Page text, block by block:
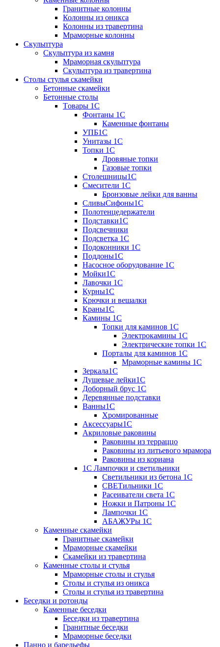
Гранитные колонны
Колонны из оникса
Колонны из травертина
Мраморные колонны
Скульптура
Скульптура из камня
Мраморная скульптура
Скульптура из травертина
Столы стулья скамейки
Бетонные скамейки
Бетонные столы
Tовары 1C
Фонтаны 1C
Каменные фонтаны
УПБ1С
Унитазы 1С
Топки 1С
Дровяные топки
Газовые топки
Столешницы1С
Смесители 1С
Бронзовые лейки для ванны
СливыСифоны1С
Полотенцедержатели
Подставки1С
Подсвечники
Подсветка 1С
Подоконники 1С
Поддоны1С
Насосное оборудование 1С
Мойки1С
Лавочки 1С
Курны1С
Крючки и вешалки
Краны1С
Камины 1C
Топки для каминов 1C
Электрокамины 1С
Электрические топки 1C
Порталы для каминов 1С
Мраморные камины 1C
Зеркала1С
Душевые лейки1С
Доборный брус 1С
Деревянные подставки
Ванны1С
Хромированные
Аксессуары1С
Акриловые раковины
Раковины из терраццо
Раковины из литьевого мрамора
Раковины из кориана
1С Лампочки и светильники
Светильники из бетона 1С
СВЕТильники 1С
Расеиватели света 1С
Ножки и Патроны 1С
Лампочки 1С
АБАЖУРы 1С
Каменные скамейки
Гранитные скамейки
Мраморные скамейки
Скамейки из травертина
Каменные столы и стулья
Мраморные столы и стулья
Столы и стулья из оникса
Столы и стулья из травертина
Беседки и ротонды
Каменные беседки
Беседки из травертина
Гранитные беседки
Мраморные беседки
Панно и барельефы